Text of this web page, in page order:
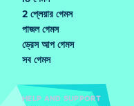
2 প্লেয়ার গেমস
পাজল গেমস
ড্রেস আপ গেমস
সব গেমস
HELP AND SUPPORT